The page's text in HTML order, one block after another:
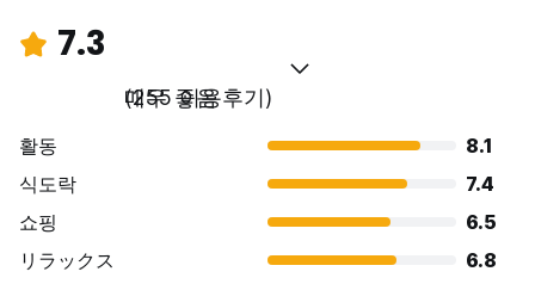
7.3
매우 좋음
(255 이용후기)
활동
8.1
식도락
7.4
쇼핑
6.5
リラックス
6.8